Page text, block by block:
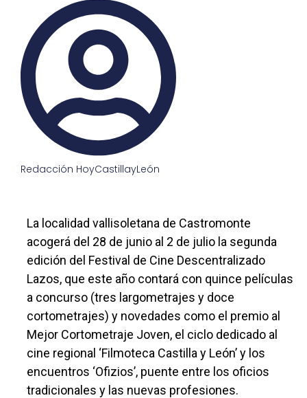
Redacción HoyCastillayLeón
La localidad vallisoletana de Castromonte
acogerá del 28 de junio al 2 de julio la segunda
edición del Festival de Cine Descentralizado
Lazos, que este año contará con quince películas
a concurso (tres largometrajes y doce
cortometrajes) y novedades como el premio al
Mejor Cortometraje Joven, el ciclo dedicado al
cine regional ‘Filmoteca Castilla y León’ y los
encuentros ‘Ofizios’, puente entre los oficios
tradicionales y las nuevas profesiones.